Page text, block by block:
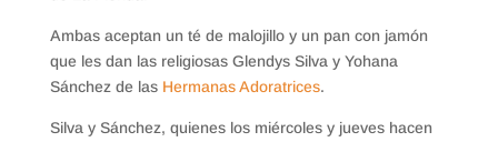
Ambas aceptan un té de malojillo y un pan con jamón
que les dan las religiosas Glendys Silva y Yohana
Sánchez de lasHermanas Adoratrices.
Silva y Sánchez, quienes los miércoles y jueves hacen